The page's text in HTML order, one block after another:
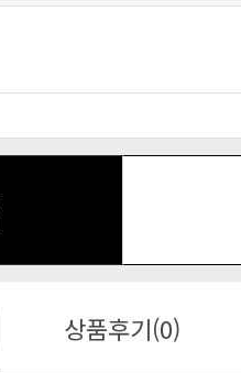
상품후기(0)